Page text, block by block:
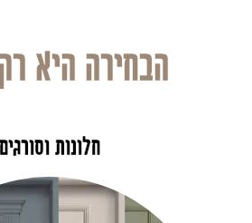
הבחירה היא
חלונות וסורגים